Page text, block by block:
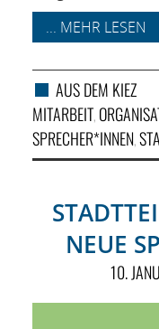
... MEHR LESEN
AUS DEM KIEZ
MITARBEIT,
SPRECHER*INNEN,
NEUE
10.